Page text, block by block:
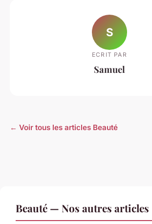
S
ECRIT PAR
Samuel
← Voir tous les articles Beauté
Beauté — Nos autres articles